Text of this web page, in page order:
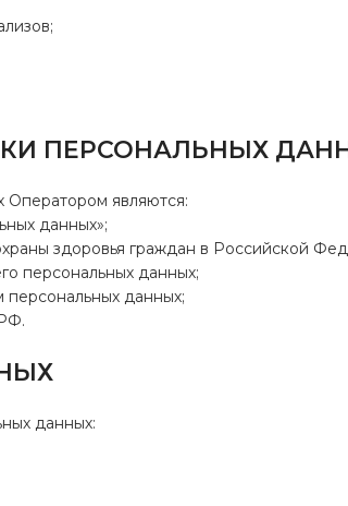
ПЕРСОНАЛЬНЫХ
Оператором являются:
данных»;
здоровья граждан в Российской
персональных данных;
данных;
данных: